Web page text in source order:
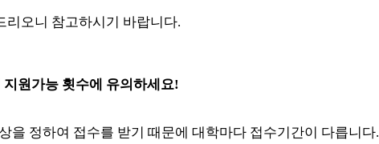
리오니 참고하시기 바랍니다.
지원가능 횟수에 유의하세요!
을 정하여 접수를 받기 때문에 대학마다 접수기간이 다릅니다.